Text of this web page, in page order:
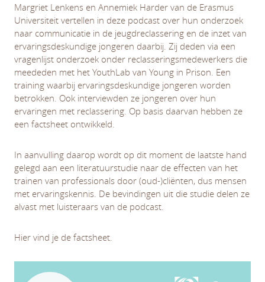
Margriet Lenkens en Annemiek Harder van de Erasmus
Universiteit vertellen in deze podcast over hun onderzoek
naar communicatie in de jeugdreclassering en de inzet van
ervaringsdeskundige jongeren daarbij. Zij deden via een
vragenlijst onderzoek onder reclasseringsmedewerkers die
meededen met het YouthLab van Young in Prison. Een
training waarbij ervaringsdeskundige jongeren worden
betrokken. Ook interviewden ze jongeren over hun
ervaringen met reclassering. Op basis daarvan hebben ze
een factsheet ontwikkeld.
In aanvulling daarop wordt op dit moment de laatste hand
gelegd aan een literatuurstudie naar de effecten van het
trainen van professionals door (oud-)cliënten, dus mensen
met ervaringskennis. De bevindingen uit die studie delen ze
alvast met luisteraars van de podcast.
Hier vind je de factsheet.